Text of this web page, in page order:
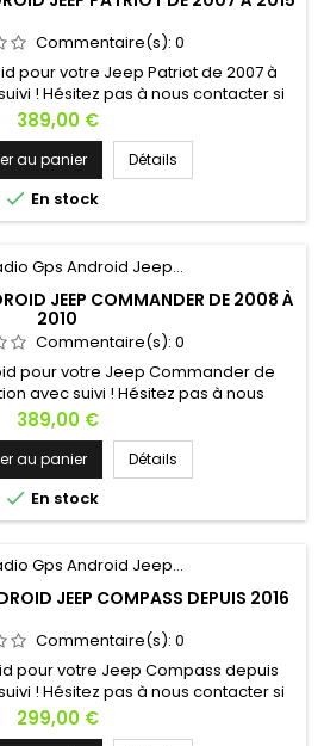
Commentaire(s): 0
pour votre Jeep Patriot de 2007 à
! Hésitez pas à nous contacter si
avez une question !
Prix
389,00 €
au panier Détails
 En stock
JEEP COMMANDER DE 2008 À
2010
Commentaire(s): 0
pour votre Jeep Commander de
avec suivi ! Hésitez pas à nous
vous avez une question !
Prix
389,00 €
au panier Détails
 En stock
JEEP COMPASS DEPUIS 2016
Commentaire(s): 0
pour votre Jeep Compass depuis
! Hésitez pas à nous contacter si
avez une question !
Prix
299,00 €